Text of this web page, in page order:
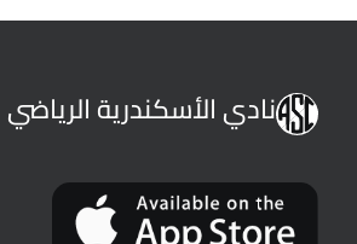
نادي الأسكندرية الرياضي